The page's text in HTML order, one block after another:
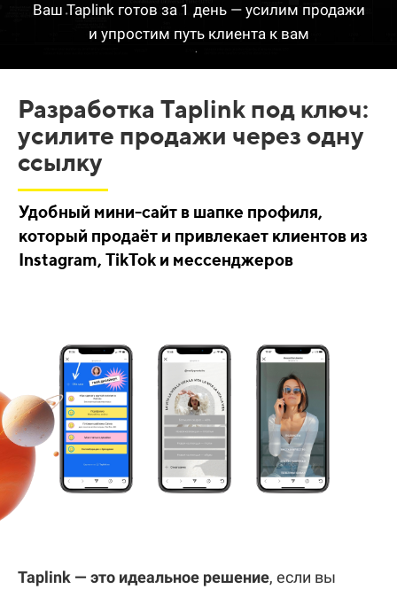
Ваш Taplink готов за 1 день — усилим продажи
и упростим путь клиента к вам
Разработка Taplink под ключ:
усилите продажи через одну
ссылку
Удобный мини-сайт в шапке профиля,
который продаёт и привлекает клиентов из
Instagram, TikTok и мессенджеров
Taplink — это идеальное решение, если вы